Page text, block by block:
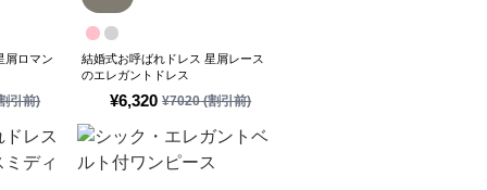
引前)
屑ロマン
¥6,320 ¥7020(割引前)
結婚式お呼ばれドレス 星屑レース
のエレガントドレス